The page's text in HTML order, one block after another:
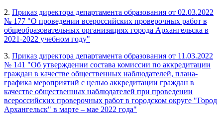
2. Приказ директора департамента образования от 02.03.2022
№ 177 "О проведении всероссийских проверочных работ в
общеобразовательных организациях города Архангельска в
2021-2022 учебном году"
3. Приказ директора департамента образования от 11.03.2022
№ 141 "Об утверждении состава комиссии по аккредитации
граждан в качестве общественных наблюдателей, плана-
графика мероприятий с целью аккредитации граждан в
качестве общественных наблюдателей при проведении
всероссийских проверочных работ в городском округе "Город
Архангельск" в марте – мае 2022 года"